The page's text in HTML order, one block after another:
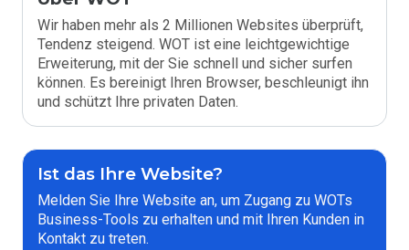
Wir haben mehr als 2 Millionen Websites überprüft,
Tendenz steigend. WOT ist eine leichtgewichtige
Erweiterung, mit der Sie schnell und sicher surfen
können. Es bereinigt Ihren Browser, beschleunigt ihn
und schützt Ihre privaten Daten.
Ist das Ihre Website?
Melden Sie Ihre Website an, um Zugang zu WOTs
Business-Tools zu erhalten und mit Ihren Kunden in
Kontakt zu treten.